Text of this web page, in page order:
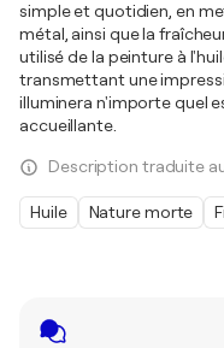
simple et quotidien, en
métal, ainsi que la
utilisé de la peinture à
transmettant une
illuminera n'importe quel
accueillante.
Description traduite
Huile Nature morte